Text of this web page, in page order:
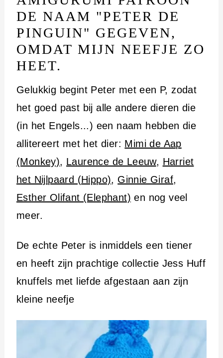
DE NAAM "PETER DE
PINGUIN" GEGEVEN,
OMDAT MIJN NEEFJE ZO
HEET.
Gelukkig begint Peter met een P, zodat
het goed past bij alle andere dieren die
(in het Engels...) een naam hebben die
allitereert met het dier: Mimi de Aap
(Monkey), Laurence de Leeuw, Harriet
het Nijlpaard (Hippo), Ginnie Giraf,
Esther Olifant (Elephant) en nog veel
meer.
De echte Peter is inmiddels een tiener
en heeft zijn prachtige collectie Jess Huff
knuffels met liefde afgestaan aan zijn
kleine neefje